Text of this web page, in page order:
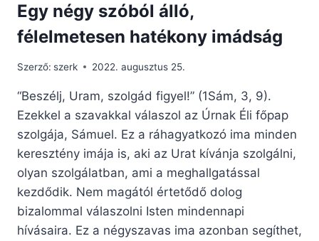
Egy négy szóból álló,
félelmetesen hatékony imádság
Szerző: szerk 2022. augusztus 25.
“Beszélj, Uram, szolgád figyel!” (1Sám, 3, 9).
Ezekkel a szavakkal válaszol az Úrnak Éli főpap
szolgája, Sámuel. Ez a ráhagyatkozó ima minden
keresztény imája is, aki az Urat kívánja szolgálni,
olyan szolgálatban, ami a meghallgatással
kezdődik. Nem magától értetődő dolog
bizalommal válaszolni Isten mindennapi
hívásaira. Ez a négyszavas ima azonban segíthet,